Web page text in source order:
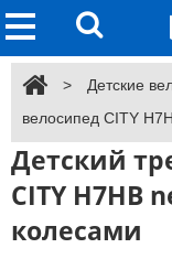
> Детские
велосипед CITY
Детский
CITY H7HB
колесами